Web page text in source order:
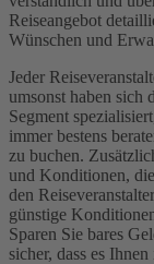
Reiseangebot
Wünschen und
Jeder
umsonst haben sich
Segment
immer bestens
zu buchen.
und Konditionen,
den
günstige
Sparen Sie bares
sicher, dass es